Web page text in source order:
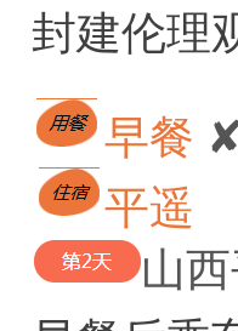
封建伦理
早餐
平遥
山